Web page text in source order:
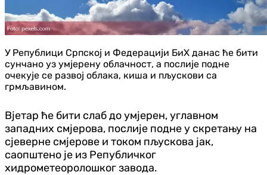
У Републици Српској и Федерацији БиХ данас ће бити
сунчано уз умјерену облачност, а послије подне
очекује се развој облака, киша и пљускови са
грмљавином.
Вјетар ће бити слаб до умјерен, углавном
западних смјерова, послије подне у скретању на
сјеверне смјерове и током пљускова јак,
саопштено је из Републичког
хидрометеоролошког завода.